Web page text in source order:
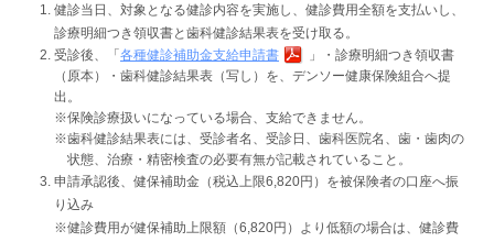
健診当日、対象となる健診内容を実施し、健診費用全額を支払いし、
診療明細つき領収書と歯科健診結果表を受け取る。
受診後、「 各種健診補助金支給申請書
」・診療明細つき領収書
（原本）・歯科健診結果表（写し）を、デンソー健康保険組合へ提
出。
※保険診療扱いになっている場合、支給できません。
※歯科健診結果表には、受診者名、受診日、歯科医院名、歯・歯肉の
状態、治療・精密検査の必要有無が記載されていること。
申請承認後、健保補助金（税込上限6,820円）を被保険者の口座へ振
り込み
※健診費用が健保補助上限額（6,820円）より低額の場合は、健診費